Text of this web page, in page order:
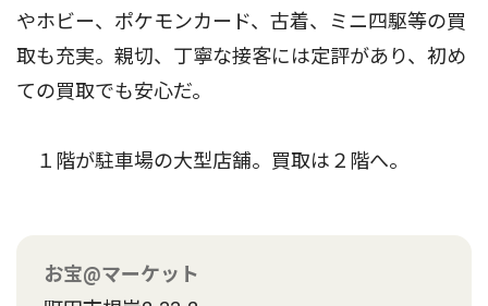
やホビー、ポケモンカード、古着、ミニ四駆等の買
取も充実。親切、丁寧な接客には定評があり、初め
ての買取でも安心だ。
１階が駐車場の大型店舗。買取は２階へ。
お宝@マーケット